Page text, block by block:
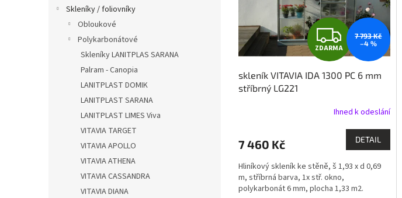
Skleníky / foliovníky
Obloukové
Polykarbonátové
Skleníky LANITPLAS SARANA
Palram - Canopia
LANITPLAST DOMIK
LANITPLAST SARANA
LANITPLAST LIMES Viva
VITAVIA TARGET
VITAVIA APOLLO
VITAVIA ATHENA
VITAVIA CASSANDRA
VITAVIA DIANA
Z
D
A
R
M
A
ZDARMA
7 793 Kč
–4 %
skleník VITAVIA IDA 1300 PC 6 mm
stříbrný LG221
Ihned k odeslání
7 460 Kč DETAIL
Hliníkový skleník ke stěně, š 1,93 x d 0,69
m, stříbrná barva, 1x stř. okno,
polykarbonát 6 mm, plocha 1,33 m2.